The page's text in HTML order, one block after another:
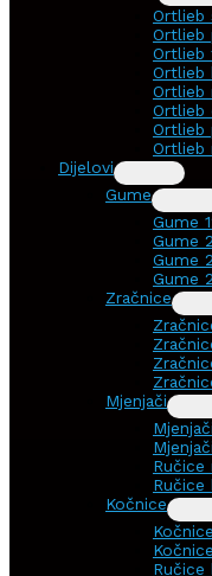
Ortlieb
Ortlieb
Ortlieb
Ortlieb
Ortlieb
Ortlieb
Ortlieb
Ortlieb
Dijelovi
Gume
Gume
Gume
Gume
Gume
Zračnice
Mjenjači
Ručice
Ručice
Kočnice
Ručice